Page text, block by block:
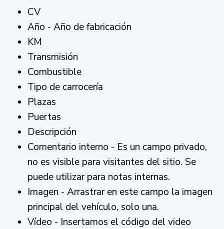
CV
Año - Año de fabricación
KM
Transmisión
Combustible
Tipo de carrocería
Plazas
Puertas
Descripción
Comentario interno - Es un campo privado,
no es visible para visitantes del sitio. Se
puede utilizar para notas internas.
Imagen - Arrastrar en este campo la imagen
principal del vehículo, solo una.
Vídeo - Insertamos el código del video